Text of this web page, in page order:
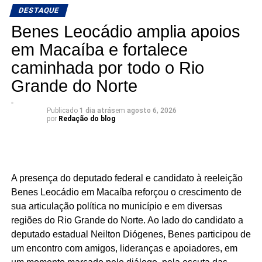
ações concretas e resultados que reforçam seu
compromisso com o desenvolvimento do Rio Grande do
Norte. Um mandato presente, atuante e comprometido em
fazer a diferença na vida dos potiguares.
KALLYANNO MOTA Emilson Santos Luiz Eduardo
Há mandatos que passam. E há mandatos que deixam
resultados.
com o povo potiguar. Os números apresentados não são
apenas estatísticas: representam segurança fortalecida,
cultura valorizada, entidades beneficiadas, municípios
atendidos e uma atuação parlamentar que alcança quem
mais precisa.
São centenas de requerimentos, dezenas de patrimônios
DESTAQUE
Benes Leocádio amplia apoios
em Macaíba e fortalece
caminhada por todo o Rio
Grande do Norte
Publicado 1 dia atrásem agosto 6, 2026
por Redação do blog
A presença do deputado federal e candidato à reeleição
Benes Leocádio em Macaíba reforçou o crescimento de
sua articulação política no município e em diversas
regiões do Rio Grande do Norte. Ao lado do candidato a
deputado estadual Neilton Diógenes, Benes participou de
um encontro com amigos, lideranças e apoiadores, em